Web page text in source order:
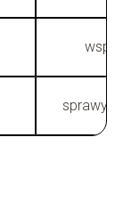
sprawy